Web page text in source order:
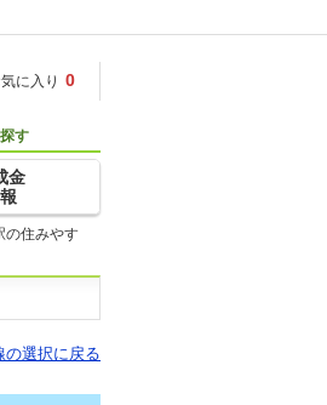
に入り 0
す
金
の住みやす
の選択に戻る